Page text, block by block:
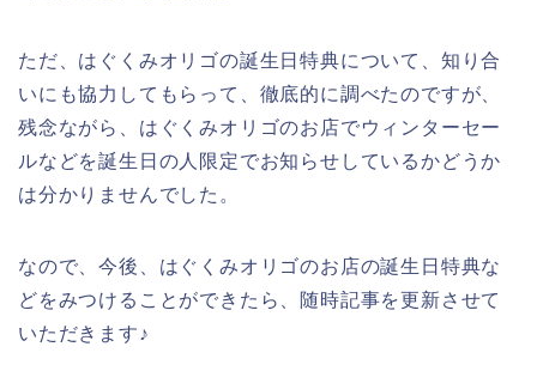
ただ、はぐくみオリゴの誕生日特典について、知り合
いにも協力してもらって、徹底的に調べたのですが、
残念ながら、はぐくみオリゴのお店でウィンターセー
ルなどを誕生日の人限定でお知らせしているかどうか
は分かりませんでした。
なので、今後、はぐくみオリゴのお店の誕生日特典な
どをみつけることができたら、随時記事を更新させて
いただきます♪